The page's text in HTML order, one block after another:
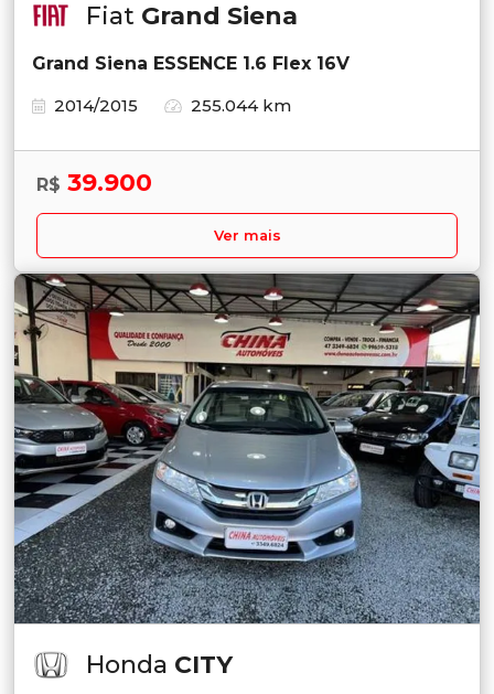
Fiat Grand Siena
Grand Siena ESSENCE 1.6 Flex 16V
2014/2015
255.044 km
R$ 39.900
Ver mais
Honda CITY